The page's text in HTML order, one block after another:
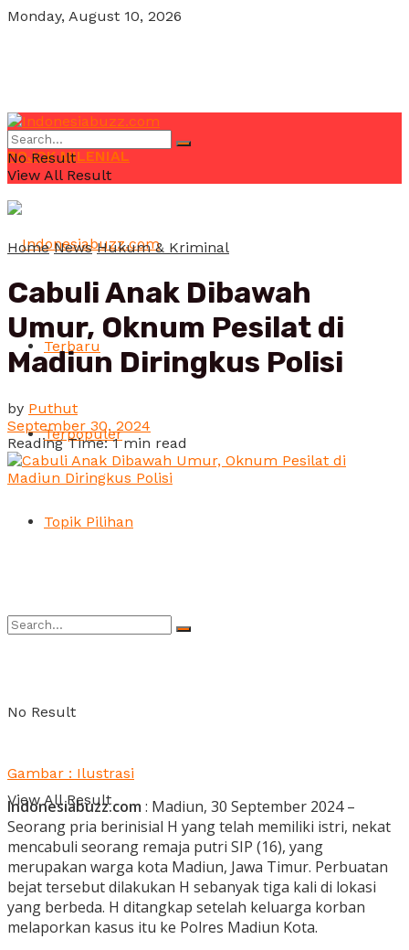
Monday, August 10, 2026
POJOK MILENIAL
Terbaru
Terpopuler
Topik Pilihan
No Result
View All Result
No Result
View All Result
Home News Hukum & Kriminal
Cabuli Anak Dibawah
Umur, Oknum Pesilat di
Madiun Diringkus Polisi
by Puthut
September 30, 2024
Reading Time: 1 min read
Gambar : Ilustrasi
Indonesiabuzz.com : Madiun, 30 September 2024 –
Seorang pria berinisial H yang telah memiliki istri, nekat
mencabuli seorang remaja putri SIP (16), yang
merupakan warga kota Madiun, Jawa Timur. Perbuatan
bejat tersebut dilakukan H sebanyak tiga kali di lokasi
yang berbeda. H ditangkap setelah keluarga korban
melaporkan kasus itu ke Polres Madiun Kota.